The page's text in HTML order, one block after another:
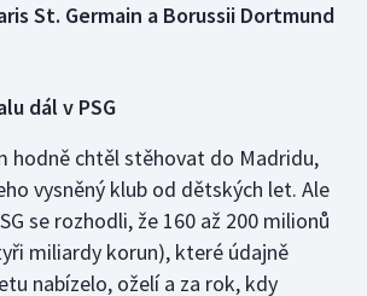
St. Germain a Borussii Dortmund
dál v PSG
hodně chtěl stěhovat do Madridu,
vysněný klub od dětských let. Ale
se rozhodli, že 160 až 200 milionů
miliardy korun), které údajně
nabízelo, oželí a za rok, kdy